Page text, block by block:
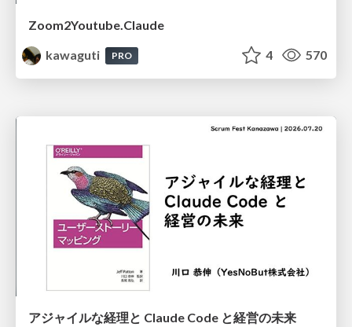
Zoom2Youtube.Claude
kawaguti
PRO 4 570
アジャイルな経理と Claude Code と 経営の未来